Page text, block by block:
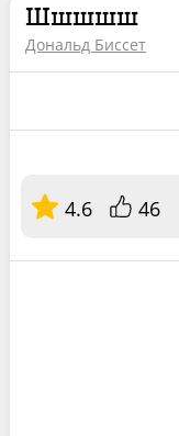
Шшшшш
Дональд Биссет
4.6 46